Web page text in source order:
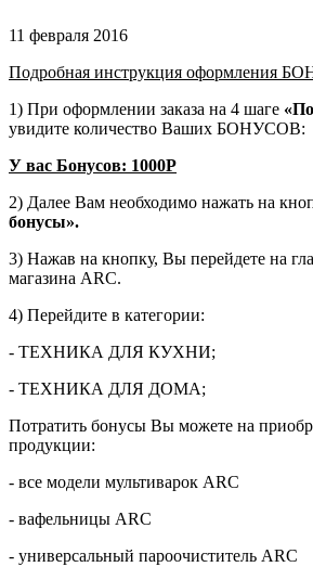
11 февраля 2016
Подробная инструкция оформления
1) При оформлении заказа на 4 шаге
увидите количество Ваших БОНУСОВ:
У вас Бонусов: 1000Р
2) Далее Вам необходимо нажать на
бонусы».
3) Нажав на кнопку, Вы перейдете на
магазина ARC.
4) Перейдите в категории:
- ТЕХНИКА ДЛЯ КУХНИ;
- ТЕХНИКА ДЛЯ ДОМА;
Потратить бонусы Вы можете на
продукции:
- все модели мультиварок ARC
- вафельницы ARC
- универсальный пароочиститель ARC